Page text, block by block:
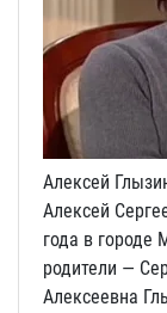
Алексей
Алексей
года в городе
родители —
Алексеевна